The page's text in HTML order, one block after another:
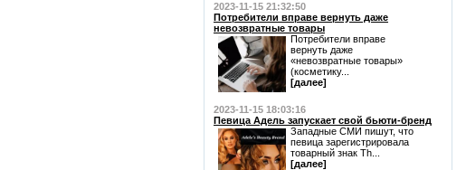
2023-11-15 21:32:50
Потребители вправе вернуть даже
невозвратные товары
Потребители вправе
вернуть даже
«невозвратные товары»
(косметику...
[далее]
2023-11-15 18:03:16
Певица Адель запускает свой бьюти-бренд
Западные СМИ пишут, что
певица зарегистрировала
товарный знак Th...
[далее]